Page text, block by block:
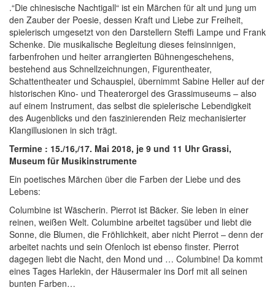
.“Die chinesische Nachtigall“ ist ein Märchen für alt und jung um
den Zauber der Poesie, dessen Kraft und Liebe zur Freiheit,
spielerisch umgesetzt von den Darstellern Steffi Lampe und Frank
Schenke. Die musikalische Begleitung dieses feinsinnigen,
farbenfrohen und heiter arrangierten Bühnengeschehens,
bestehend aus Schnellzeichnungen, Figurentheater,
Schattentheater und Schauspiel, übernimmt Sabine Heller auf der
historischen Kino- und Theaterorgel des Grassimuseums – also
auf einem Instrument, das selbst die spielerische Lebendigkeit
des Augenblicks und den faszinierenden Reiz mechanisierter
Klangillusionen in sich trägt.
Termine : 15./16,/17. Mai 2018, je 9 und 11 Uhr Grassi,
Museum für Musikinstrumente
Ein poetisches Märchen über die Farben der Liebe und des
Lebens:
Columbine ist Wäscherin. Pierrot ist Bäcker. Sie leben in einer
reinen, weißen Welt. Columbine arbeitet tagsüber und liebt die
Sonne, die Blumen, die Fröhlichkeit, aber nicht Pierrot – denn der
arbeitet nachts und sein Ofenloch ist ebenso finster. Pierrot
dagegen liebt die Nacht, den Mond und … Columbine! Da kommt
eines Tages Harlekin, der Häusermaler ins Dorf mit all seinen
bunten Farben…